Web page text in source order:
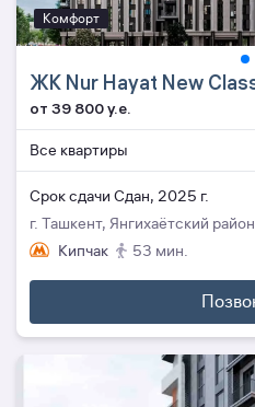
Комфорт
ЖК Nur Hayat New
от 39 800 y.e.
Все квартиры
Cрок сдачи Сдан, 2025 г.
г. Ташкент, Янгихаётский
Кипчак
53 мин.